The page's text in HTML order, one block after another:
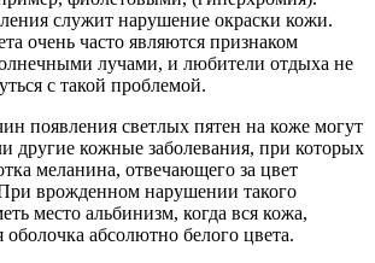
служит нарушение окраски кожи.
очень часто являются признаком
лучами, и любители отдыха не
с такой проблемой.
появления светлых пятен на коже могут
другие кожные заболевания, при которых
меланина, отвечающего за цвет
врожденном нарушении такого
место альбинизм, когда вся кожа,
абсолютно белого цвета.